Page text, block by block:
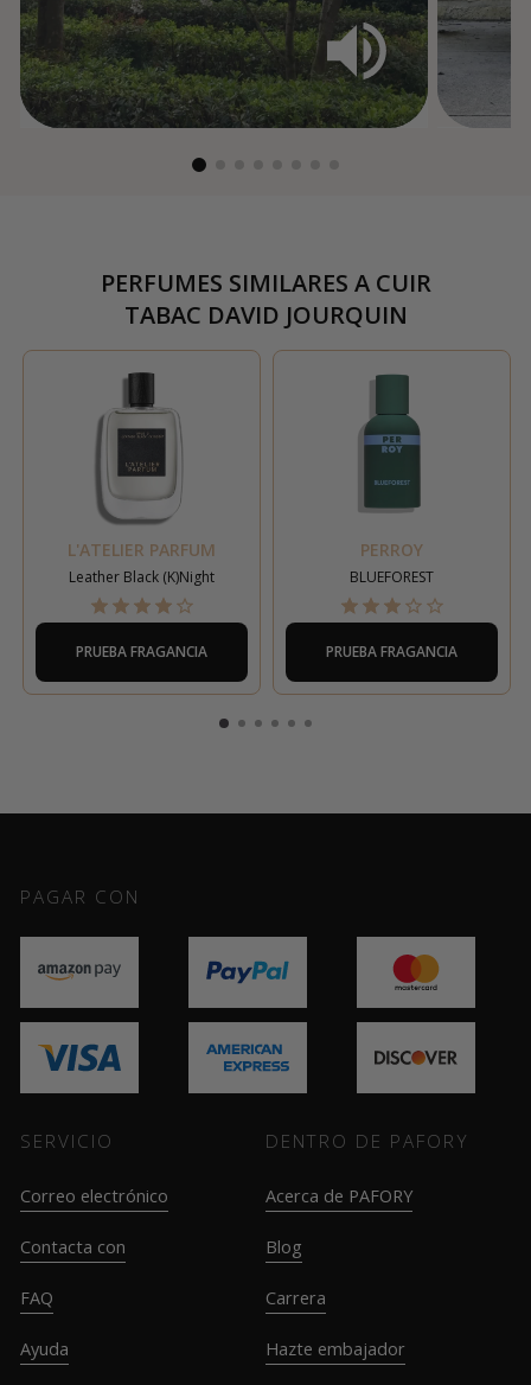
PERFUMES SIMILARES ACUIR
TABAC DAVID JOURQUIN
L'ATELIER PARFUM
Leather Black (K)Night
PRUEBA FRAGANCIA
PERROY
BLUEFOREST
PRUEBA FRAGANCIA
PAGAR CON
SERVICIO
Correo electrónico
Contacta con
FAQ
Ayuda
DENTRO DE PAFORY
Acerca de PAFORY
Blog
Carrera
Hazte embajador